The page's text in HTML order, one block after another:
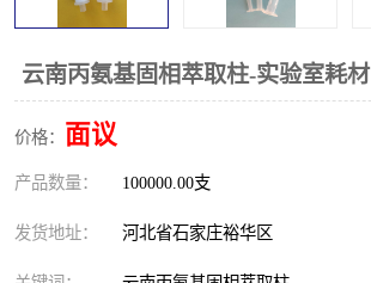
云南丙氨基固相萃取柱-实验室耗材
价格： 面议
产品数量： 100000.00支
发货地址： 河北省石家庄裕华区